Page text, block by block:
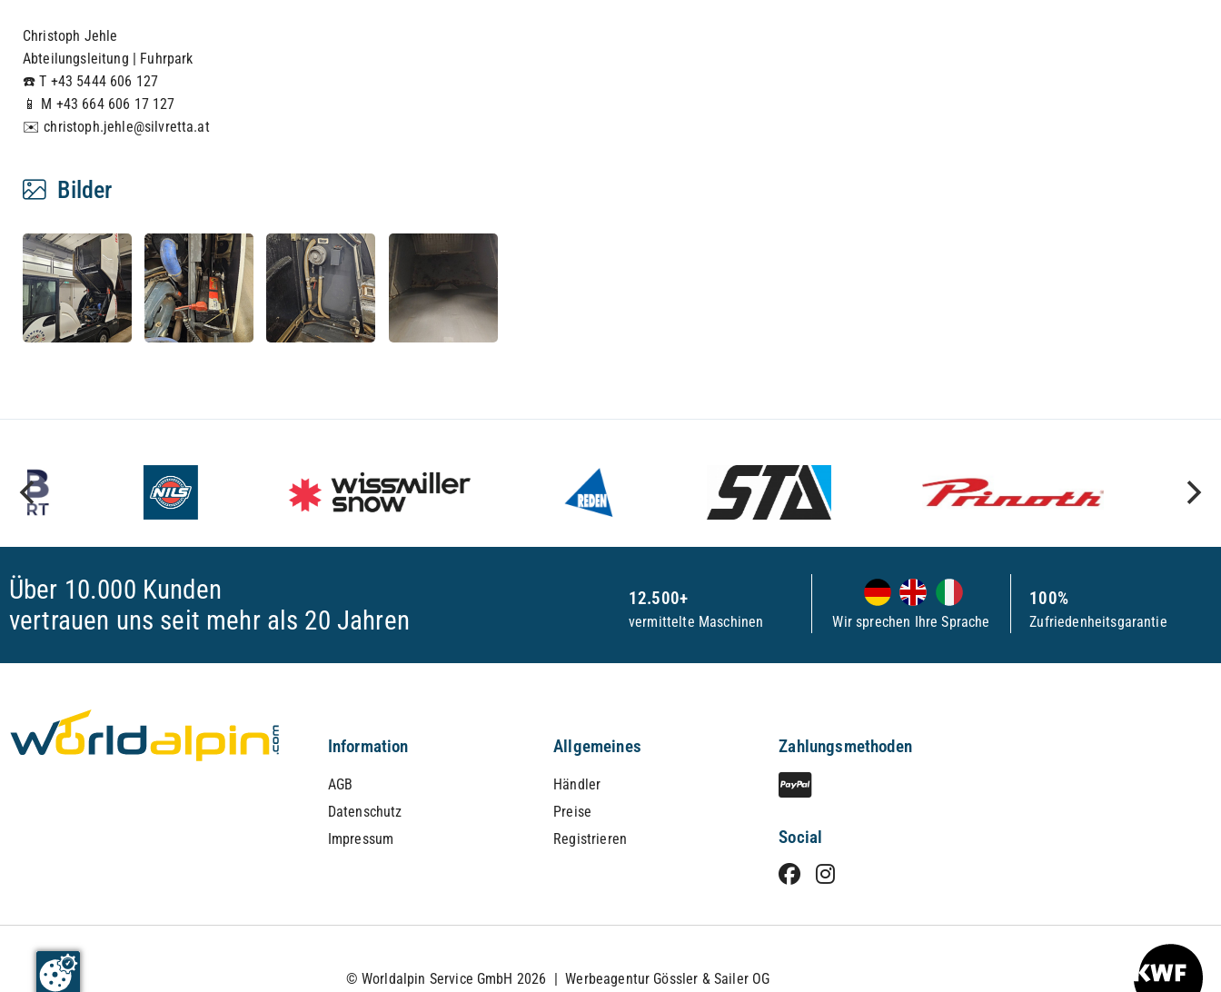
Christoph Jehle
Abteilungsleitung | Fuhrpark
☎️ T +43 5444 606 127
📱 M +43 664 606 17 127
✉️ christoph.jehle@silvretta.at
Bilder
Über 10.000 Kunden
vertrauen uns seit mehr als 20 Jahren
12.500+
vermittelte Maschinen Wir sprechen Ihre Sprache
100%
Zufriedenheitsgarantie
Information
AGB
Datenschutz
Impressum
Allgemeines
Händler
Preise
Registrieren
Zahlungsmethoden
Social
© Worldalpin Service GmbH 2026 |Werbeagentur Gössler & Sailer OG